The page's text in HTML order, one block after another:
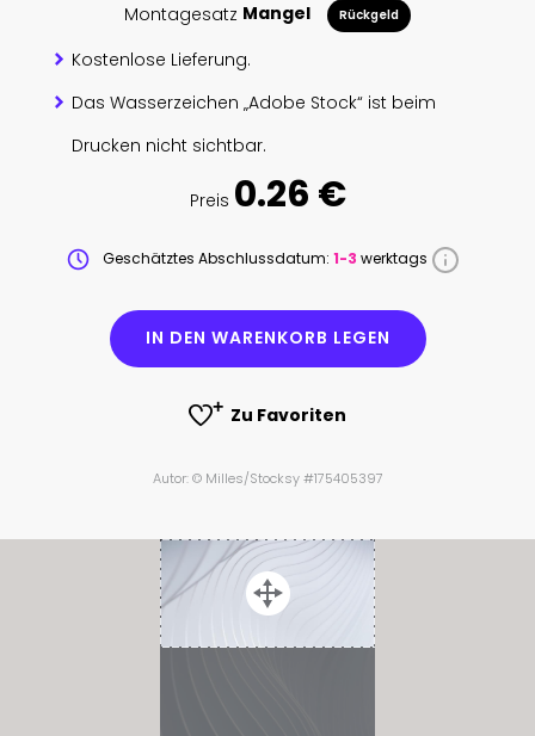
Montagesatz Mangel Rückgeld
Kostenlose Lieferung.
Das Wasserzeichen „Adobe Stock“ ist beim
Drucken nicht sichtbar.
Preis 0.26 €
Geschätztes Abschlussdatum: 1-3 werktags
IN DEN WARENKORB LEGEN
Zu Favoriten
Autor: © Milles/Stocksy #175405397